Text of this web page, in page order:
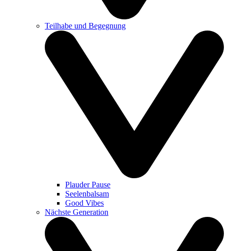
Teilhabe und Begegnung
Plauder Pause
Seelenbalsam
Good Vibes
Nächste Generation